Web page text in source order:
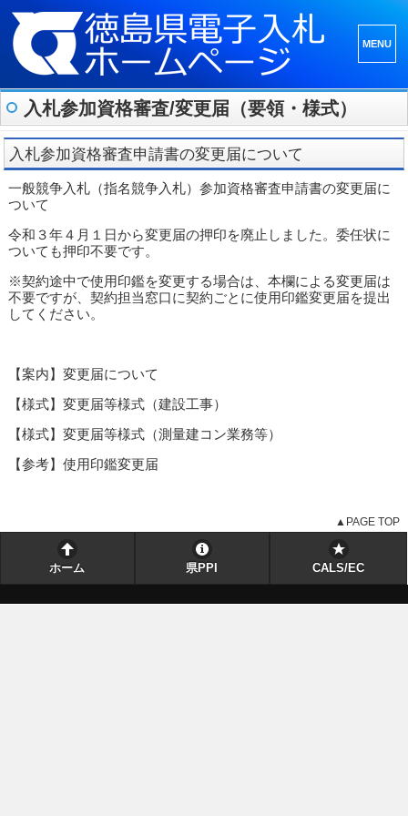
ーとウ
入札参加資格審査/変更届（要領・様式）
入札参加資格審査申請書の変更届について
一般競争入札（指名競争入札）参加資格審査申請書の変更届に
ついて
令和３年４月１日から変更届の押印を廃止しました。委任状に
ついても押印不要です。
※契約途中で使用印鑑を変更する場合は、本欄による変更届は
不要ですが、契約担当窓口に契約ごとに使用印鑑変更届を提出
してください。
【案内】変更届について
【様式】変更届等様式（建設工事）
【様式】変更届等様式（測量建コン業務等）
【参考】使用印鑑変更届
▲PAGE TOP
ホーム 県PPI CALS/EC